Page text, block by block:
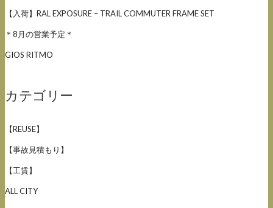
【入荷】RAL EXPOSURE – TRAIL COMMUTER FRAME SET
＊8月の営業予定＊
GIOS RITMO
カテゴリー
【REUSE】
【事故見積もり】
【工賃】
ALL CITY